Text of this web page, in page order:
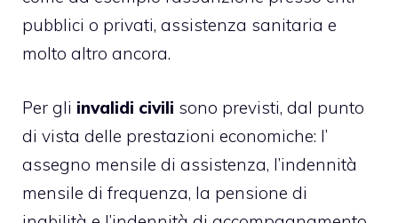
pubblici o privati, assistenza sanitaria e
molto altro ancora.
Per gli invalidi civili sono previsti, dal punto
di vista delle prestazioni economiche: l’
assegno mensile di assistenza, l’indennità
mensile di frequenza, la pensione di